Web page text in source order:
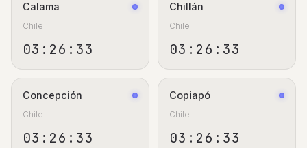
Calama
Chile
03:26:33
Chillán
Chile
03:26:33
Concepción
Chile
03:26:33
Copiapó
Chile
03:26:33